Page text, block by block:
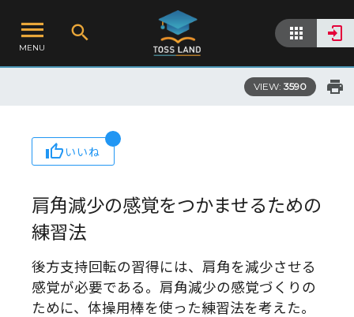
MENU
VIEW: 3590
いいね
肩角減少の感覚をつかませるための
練習法
後方支持回転の習得には、肩角を減少させる
感覚が必要である。肩角減少の感覚づくりの
ために、体操用棒を使った練習法を考えた。